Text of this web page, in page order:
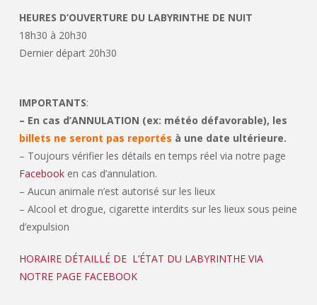
HEURES D’OUVERTURE DU LABYRINTHE DE NUIT
18h30 à 20h30
Dernier départ 20h30
IMPORTANTS:
– En cas d’ANNULATION (ex: météo défavorable), les
billets ne seront pas reportés à une date ultérieure.
– Toujours vérifier les détails en temps réel via notre page
Facebooken cas d’annulation.
– Aucun animale n’est autorisé sur les lieux
– Alcool et drogue, cigarette interdits sur les lieux sous peine
d’expulsion
HORAIRE DÉTAILLÉ DE L’ÉTAT DU LABYRINTHE VIA
NOTRE PAGE FACEBOOK